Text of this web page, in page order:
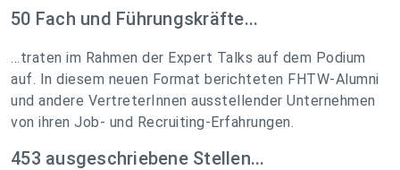
50 Fach und Führungskräfte...
...traten im Rahmen der Expert Talks auf dem Podium
auf. In diesem neuen Format berichteten FHTW-Alumni
und andere VertreterInnen ausstellender Unternehmen
von ihren Job- und Recruiting-Erfahrungen.
453 ausgeschriebene Stellen...